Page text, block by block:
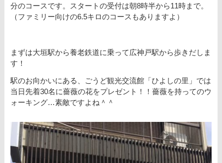
分のコースです。スタートの受付は朝8時半から11時まで。
（ファミリー向けの6.5キロのコースもありますよ）
まずは大垣駅から養老鉄道に乗って広神戸駅から歩きだしま
す！
駅のお向かいにある、ごうど観光交流館「ひよしの里」では
当日先着30名に薔薇の花をプレゼント！！薔薇を持ってのウ
ォーキング…素敵ですよね＾＾